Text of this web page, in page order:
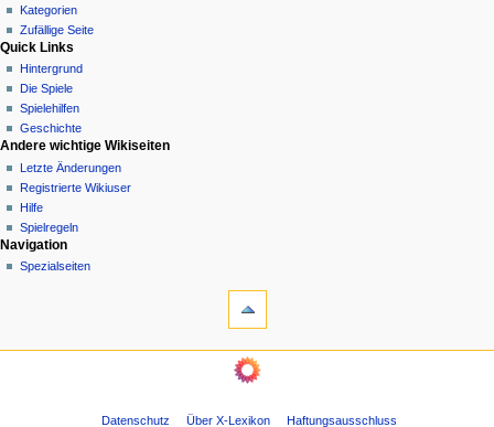
g
a
o
n
s
m
e
n
ü
Quelltext
anzeigen
Versionsgeschichte
Kategorien
Zufällige Seite
Quick Links
Hintergrund
Die Spiele
Spielehilfen
Geschichte
Andere wichtige Wikiseiten
Letzte Änderungen
Registrierte Wikiuser
Hilfe
Spielregeln
Werkzeuge
Links
Navigation
Spezialseiten
Wiki Navigation
Datenschutz
Über X-Lexikon Haftungsausschluss